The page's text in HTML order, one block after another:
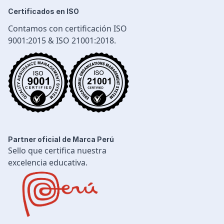
Seguridad Industrial
Gestión Industrial
Ingeniería de Procesos
Desarrollo Profesional
Ingeniería Civil
Certificados en ISO
Contamos con certificación ISO
9001:2015 & ISO 21001:2018.
Partner oficial de Marca Perú
Sello que certifica nuestra
excelencia educativa.